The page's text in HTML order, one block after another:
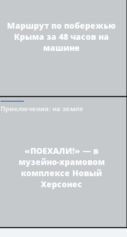
Маршрут по побережью
Крыма за 48 часов на
машине
Приключения: на земле
«ПОЕХАЛИ!» — в
музейно-храмовом
комплексе Новый
Херсонес